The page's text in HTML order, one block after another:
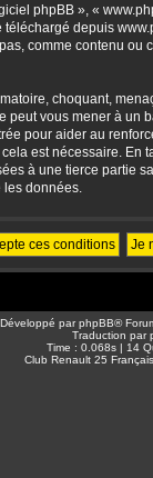
phpBB », «
téléchargé depuis
comme contenu
choquant,
vous mener à
pour aider au
est nécessaire.
à une tierce partie
données.
Développé parphpBB®
Traduction par
Time : 0.068s | 14
Club Renault 25